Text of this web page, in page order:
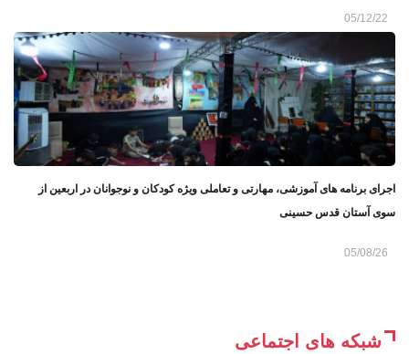
05/12/22
اجرای برنامه های آموزشی، مهارتی و تعاملی ویژه کودکان و نوجوانان در اربعین از
سوی آستان قدس حسینی
05/08/26
شبکه های اجتماعی